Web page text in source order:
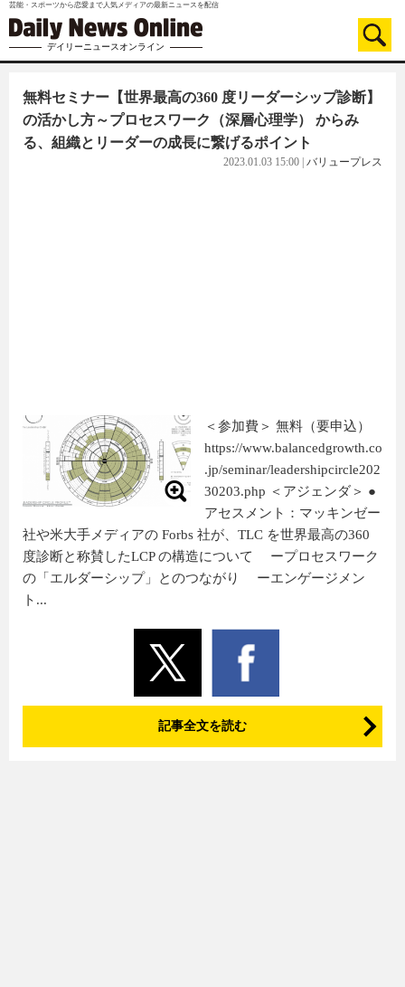
芸能・スポーツから恋愛まで人気メディアの最新ニュースを配信
デイリーニュースオンライン
無料セミナー【世界最高の360 度リーダーシップ診断】
の活かし方～プロセスワーク（深層心理学） からみ
る、組織とリーダーの成長に繋げるポイント
2023.01.03 15:00 バリュープレス
＜参加費＞ 無料（要申込）
https://www.balancedgrowth.co
.jp/seminar/leadershipcircle202
30203.php ＜アジェンダ＞ ●
アセスメント：マッキンゼー
社や米大手メディアの Forbs 社が、TLC を世界最高の360
度診断と称賛したLCP の構造について ープロセスワーク
の「エルダーシップ」とのつながり ーエンゲージメン
ト...
記事全文を読む